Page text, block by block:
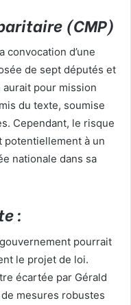
(CMP)
convocation d’une
de sept députés et
pour mission
du texte, soumise
Cependant, le risque
potentiellement à un
nationale dans sa
:
pourrait
le projet de loi.
écartée par Gérald
mesures robustes